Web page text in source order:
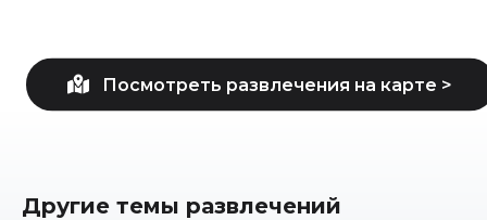
Другие темы развлечений